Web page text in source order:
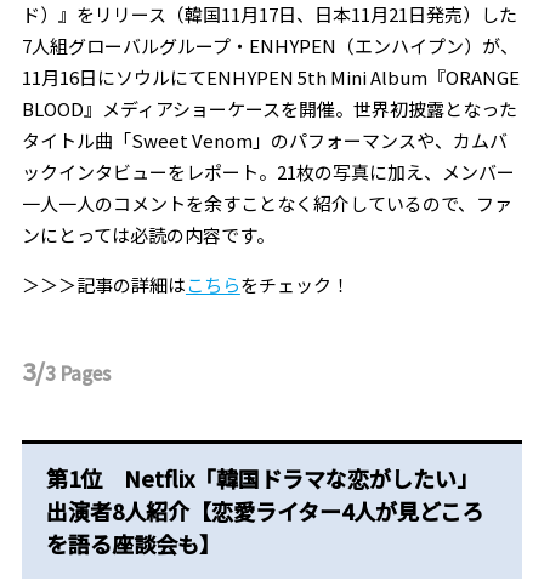
ド）』をリリース（韓国11月17日、日本11月21日発売）した
7人組グローバルグループ・ENHYPEN（エンハイプン）が、
11月16日にソウルにてENHYPEN 5th Mini Album『ORANGE
BLOOD』メディアショーケースを開催。世界初披露となった
タイトル曲「Sweet Venom」のパフォーマンスや、カムバ
ックインタビューをレポート。21枚の写真に加え、メンバー
一人一人のコメントを余すことなく紹介しているので、ファ
ンにとっては必読の内容です。
＞＞＞記事の詳細はこちらをチェック！
3/3 Pages
第1位 Netflix「韓国ドラマな恋がしたい」
出演者8人紹介【恋愛ライター4人が見どころ
を語る座談会も】